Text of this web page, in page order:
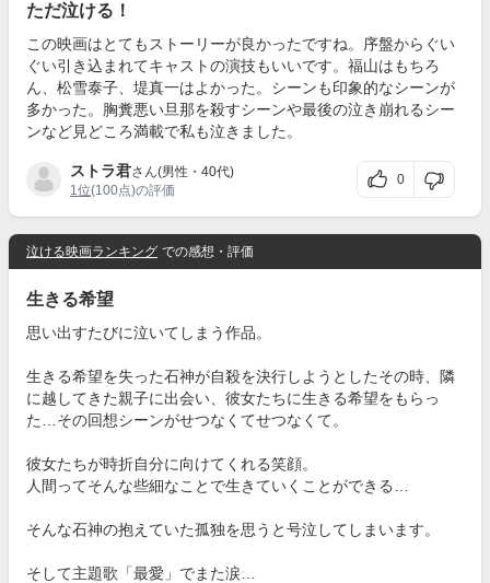
ただ泣ける！
この映画はとてもストーリーが良かったですね。序盤からぐい
ぐい引き込まれてキャストの演技もいいです。福山はもちろ
ん、松雪泰子、堤真一はよかった。シーンも印象的なシーンが
多かった。胸糞悪い旦那を殺すシーンや最後の泣き崩れるシー
ンなど見どころ満載で私も泣きました。
ストラ君さん(男性・40代)
1位(100点)の評価
0
泣ける映画ランキング での感想・評価
生きる希望
思い出すたびに泣いてしまう作品。
生きる希望を失った石神が自殺を決行しようとしたその時、隣
に越してきた親子に出会い、彼女たちに生きる希望をもらっ
た…その回想シーンがせつなくてせつなくて。
彼女たちが時折自分に向けてくれる笑顔。
人間ってそんな些細なことで生きていくことができる…
そんな石神の抱えていた孤独を思うと号泣してしまいます。
そして主題歌「最愛」でまた涙…